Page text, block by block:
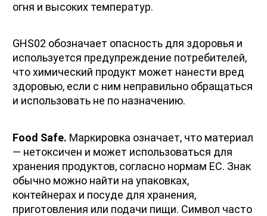
огня и высоких температур.
GHS02 обозначает опасность для здоровья и
используется предупреждение потребителей,
что химический продукт может нанести вред
здоровью, если с ним неправильно обращаться
и использовать не по назначению.
Food Safe. Маркировка означает, что материал
— нетоксичен и может использоваться для
хранения продуктов, согласно нормам ЕС. Знак
обычно можно найти на упаковках,
контейнерах и посуде для хранения,
приготовления или подачи пищи. Символ часто